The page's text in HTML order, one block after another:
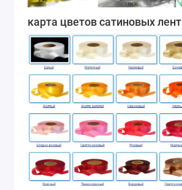
карта цветов сатиновых лент